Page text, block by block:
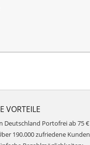
VORTEILE
Deutschland Portofrei ab 75 €
190.000 zufriedene Kunden